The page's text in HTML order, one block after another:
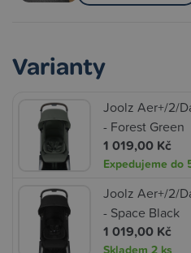
Varianty
Joolz Aer+/2/
- Forest Green
1 019,00 Kč
Expedujeme do
Joolz Aer+/2/
- Space Black
1 019,00 Kč
Skladem 2 ks